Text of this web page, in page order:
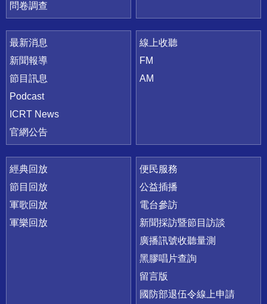
問卷調查
最新消息
新聞報導
節目訊息
Podcast
ICRT News
官網公告
線上收聽
FM
AM
經典回放
節目回放
軍歌回放
軍樂回放
便民服務
公益插播
電台參訪
新聞採訪暨節目訪談
廣播訊號收聽量測
黑膠唱片查詢
留言版
國防部退伍令線上申請